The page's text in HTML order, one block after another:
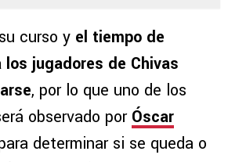
curso y el tiempo de
jugadores de Chivas
, por lo que uno de los
observado por Óscar
determinar si se queda o